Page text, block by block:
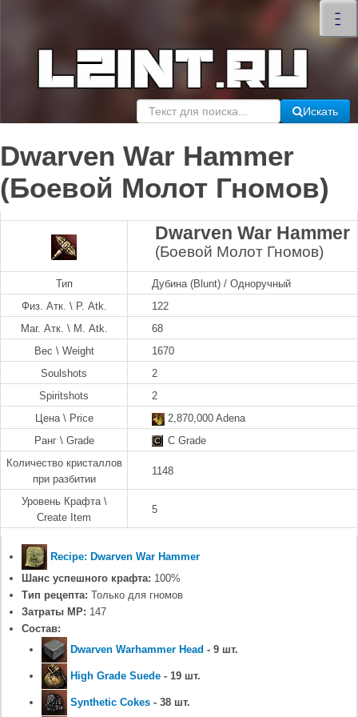
–
–
–
×
Искать
Dwarven War Hammer
(Боевой Молот Гномов)
Dwarven War Hammer
(Боевой Молот Гномов)
Тип
Дубина (Blunt) / Одноручный
Физ. Атк. \ P. Atk.
122
Маг. Атк. \ M. Atk.
68
Вес \ Weight
1670
Soulshots
2
Spiritshots
2
Цена \ Price
2,870,000 Adena
Ранг \ Grade
C Grade
Количество кристаллов
при разбитии
1148
Уровень Крафта \
Create Item
5
Recipe: Dwarven War Hammer
Шанс успешного крафта: 100%
Тип рецепта: Только для гномов
Затраты MP: 147
Состав:
Dwarven Warhammer Head - 9 шт.
High Grade Suede - 19 шт.
Synthetic Cokes - 38 шт.